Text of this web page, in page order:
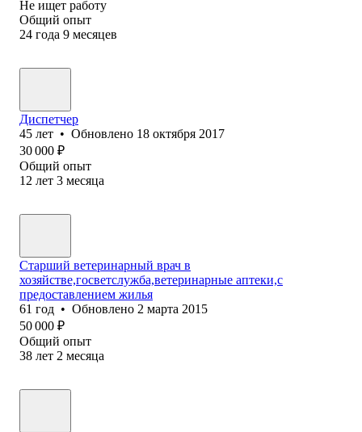
Не ищет работу
Общий опыт
24 года 9 месяцев
Диспетчер
45 лет • Обновлено 18 октября 2017
30 000 ₽
Общий опыт
12 лет 3 месяца
Старший ветеринарный врач в
хозяйстве,госветслужба,ветеринарные аптеки,с
предоставлением жилья
61 год • Обновлено 2 марта 2015
50 000 ₽
Общий опыт
38 лет 2 месяца